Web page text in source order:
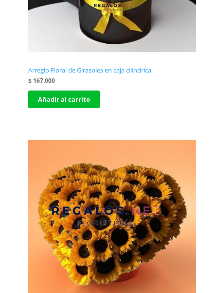
Arreglo Floral de Girasoles en caja cilíndrica
$167.000
Añadir al carrito